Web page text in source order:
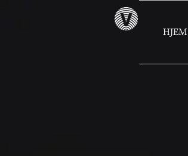
HJEM